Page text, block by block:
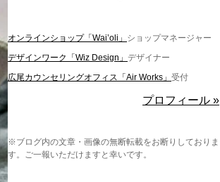
オンラインショップ「Wai’oli」 ショップマネージャー
デザインワーク「Wiz Design」 デザイナー
広尾カウンセリングオフィス「Air Works」 受付
プロフィール »
※ブログ内の文章・画像の無断転載をお断りしておりま
す。ご一報いただけますと幸いです。